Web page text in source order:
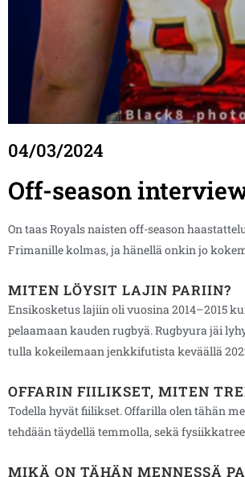
04/03/2024
Off-season
On taas Royals naisten off-season
Frimanille kolmas, ja hänellä onkin jo
MITEN LÖYSIT LAJIN PARIIN?
Ensikosketus lajiin oli vuosina 2014–2015
pelaamaan kauden rugbyä. Rugbyura jäi
tulla kokeilemaan jenkkifutista keväällä
OFFARIN FIILIKSET, MITEN
Todella hyvät fiilikset. Offarilla olen tähän
tehdään täydellä temmolla, sekä
MIKÄ ON TÄHÄN MENNESSÄ